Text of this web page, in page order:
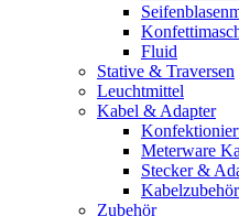
Fluid
Stative & Traversen
Leuchtmittel
Kabel & Adapter
Meterware
Stecker &
Kabelzubehör
Zubehör